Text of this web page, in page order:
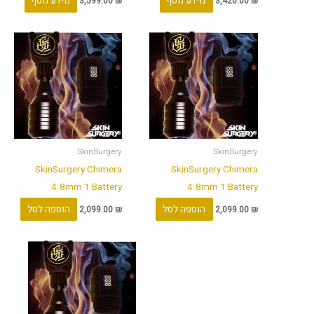
SkinSurgery
SkinSurgery Chimera
4.8mm 1 Battery
2,099.00 ₪ הוספה לסל
SkinSurgery
SkinSurgery Chimera
4.8mm 1 Battery
2,099.00 ₪ הוספה לסל